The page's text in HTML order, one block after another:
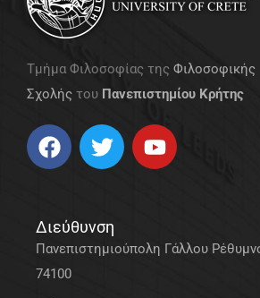
Τμήμα Φιλοσοφίας της Φιλοσοφικής
Σχολής του Πανεπιστημίου Κρήτης
Διεύθυνση
Πανεπιστημιούπολη Γάλλου
74100